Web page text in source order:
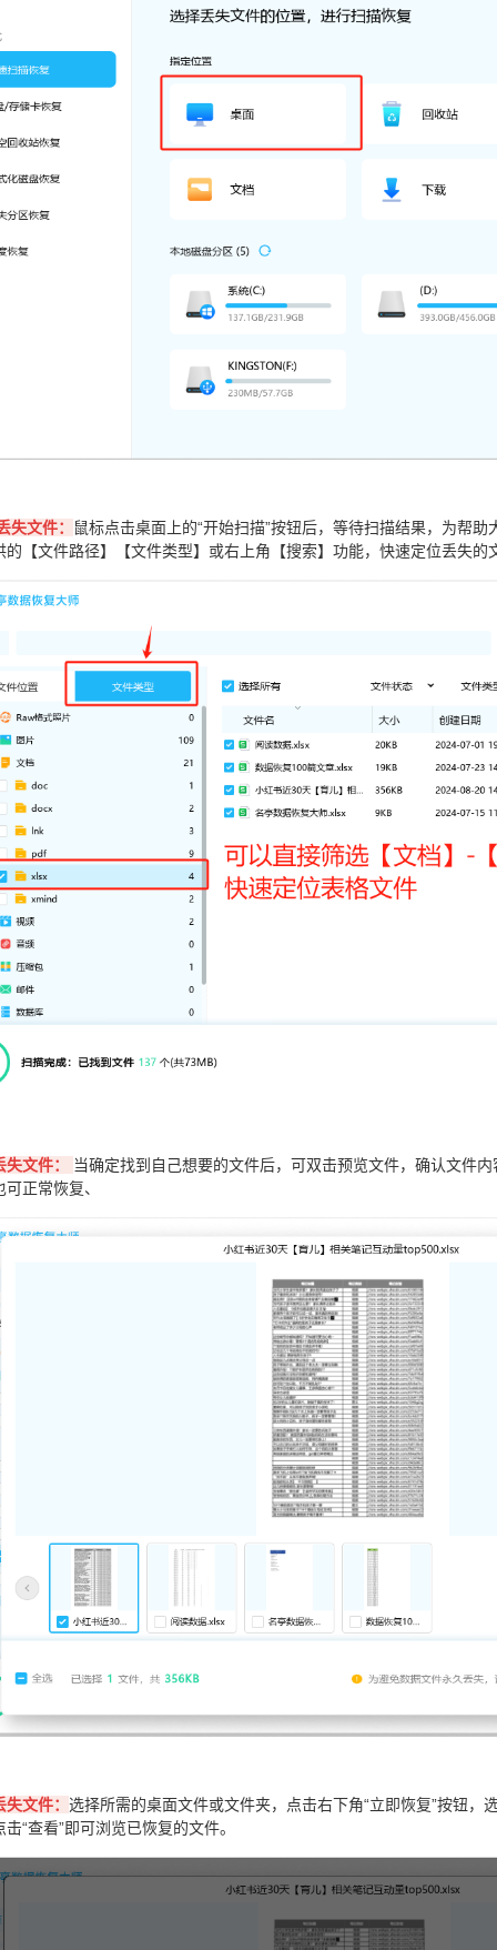
文件：
鼠标点击桌面上的“开始扫描”按钮后，等待扫描结果，为帮
的【文件路径】【文件类型】或右上角【搜索】功能，快速定位丢失的
文件：
当确定找到自己想要的文件后，可双击预览文件，确认文件
正常恢复、
文件： 选择所需的桌面文件或文件夹，点击右下角“立即恢复”按钮，
“查看”即可浏览已恢复的文件。